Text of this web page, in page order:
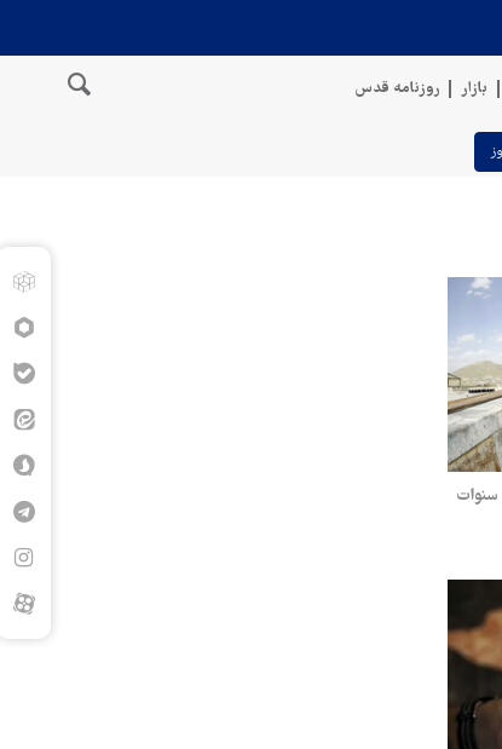
بازار روزنامه قدس
پایه سنوات